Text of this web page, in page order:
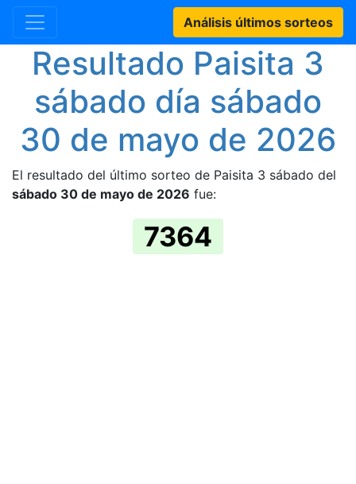
Análisis últimos sorteos
Resultado Paisita 3
sábado día sábado
30 de mayo de 2026
El resultado del último sorteo de Paisita 3 sábado del
sábado 30 de mayo de 2026 fue:
7364